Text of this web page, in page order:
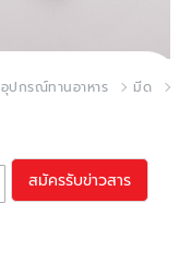
อุปกรณ์ทานอาหาร
มีด
สมัครรับข่าวสาร